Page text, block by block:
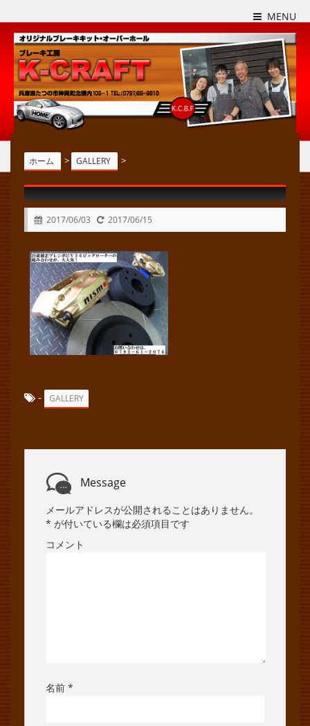
MENU
ホーム > GALLERY >
2017/06/03 2017/06/15
- GALLERY
Message
メールアドレスが公開されることはありません。
* が付いている欄は必須項目です
コメント
名前 *